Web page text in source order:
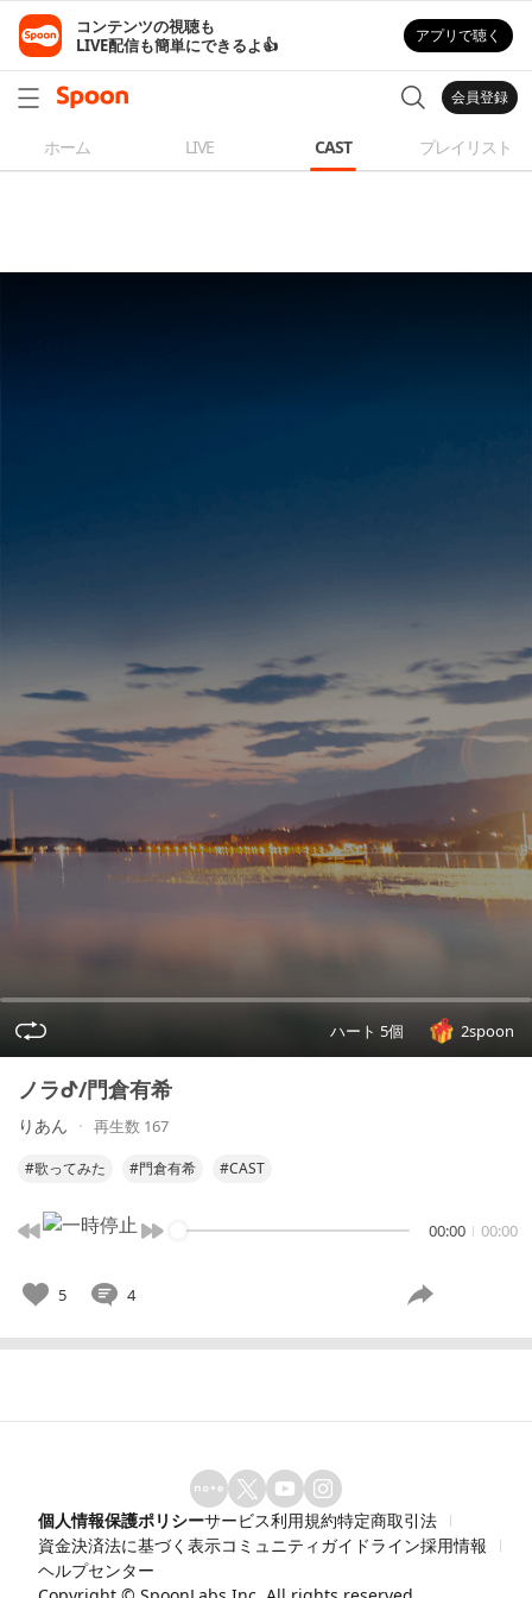
コンテンツの視聴も
LIVE配信も簡単にできるよ👍
アプリで聴く
会員登録
ホーム LIVE CAST プレイリスト
ハート 5個 2spoon
ノラᕷ/門倉有希
りあん 再生数 167
#歌ってみた #門倉有希 #CAST
00:00 00:00
5 4
個人情報保護ポリシーサービス利用規約特定商取引法
資金決済法に基づく表示コミュニティガイドライン採用情報
ヘルプセンター